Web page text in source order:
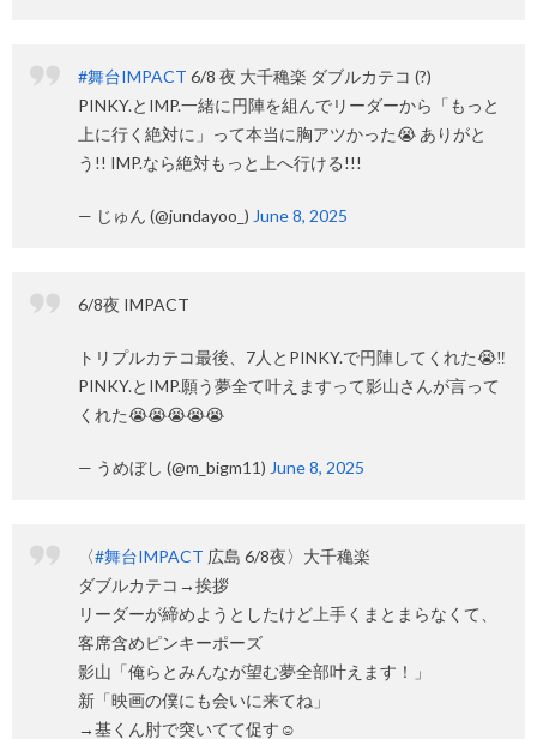
#舞台IMPACT 6/8 夜 大千穐楽 ダブルカテコ (?)
PINKY.とIMP.一緒に円陣を組んでリーダーから「もっと
上に行く絶対に」って本当に胸アツかった😭 ありがと
う!! IMP.なら絶対もっと上へ行ける!!!
— じゅん (@jundayoo_) June 8, 2025
6/8夜 IMPACT
トリプルカテコ最後、7人とPINKY.で円陣してくれた😭‼️
PINKY.とIMP.願う夢全て叶えますって影山さんが言って
くれた😭😭😭😭😭
— うめぼし (@m_bigm11) June 8, 2025
〈#舞台IMPACT 広島 6/8夜〉大千穐楽
ダブルカテコ→挨拶
リーダーが締めようとしたけど上手くまとまらなくて、
客席含めピンキーポーズ
影山「俺らとみんなが望む夢全部叶えます！」
新「映画の僕にも会いに来てね」
→基くん肘で突いてて促す☺️